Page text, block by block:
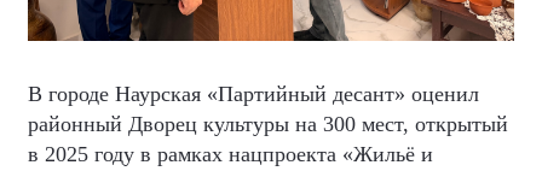
В городе Наурская «Партийный десант» оценил
районный Дворец культуры на 300 мест, открытый
в 2025 году в рамках нацпроекта «Жильё и